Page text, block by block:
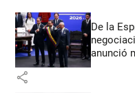
De la
anunció
share